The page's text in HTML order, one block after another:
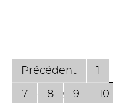
Précédent
7 8 9 10
Page 2 sur 17